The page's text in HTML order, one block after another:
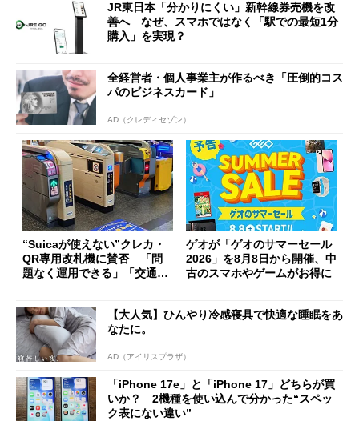
JR東日本「分かりにくい」新幹線券売機を改
善へ なぜ、スマホではなく「駅での最短1分
購入」を実現？
全経営者・個人事業主が作るべき「圧倒的コス
パのビジネスカード」
AD（クレディセゾン）
“Suicaが使えない”クレカ・
QR専用改札機に賛否 「問
題なく運用できる」「交通系I
ゲオが「ゲオのサマーセール
2026」を8月8日から開催、中
古のスマホやゲームがお得に
【大人気】ひんやり冷感寝具で快適な睡眠をあ
なたに。
AD（アイリスプラザ）
「iPhone 17e」と「iPhone 17」どちらが買
いか？ 2機種を使い込んで分かった“スペッ
ク表にない違い”